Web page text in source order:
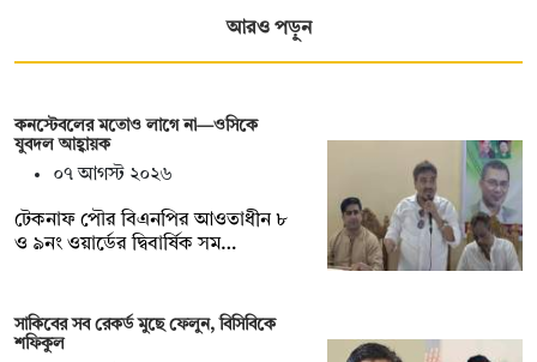
আরও পড়ুন
কনস্টেবলের মতোও লাগে না—ওসিকে
যুবদল আহ্বায়ক
০৭ আগস্ট ২০২৬
টেকনাফ পৌর বিএনপির আওতাধীন ৮
ও ৯নং ওয়ার্ডের দ্বিবার্ষিক সম…
সাকিবের সব রেকর্ড মুছে ফেলুন, বিসিবিকে
শফিকুল